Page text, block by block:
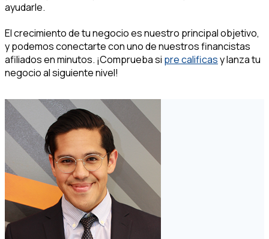
ayudarle.
El crecimiento de tu negocio es nuestro principal objetivo,
y podemos conectarte con uno de nuestros financistas
afiliados en minutos. ¡Comprueba si pre calificasy lanza tu
negocio al siguiente nivel!